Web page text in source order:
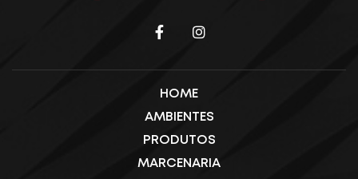
HOME
AMBIENTES
PRODUTOS
MARCENARIA